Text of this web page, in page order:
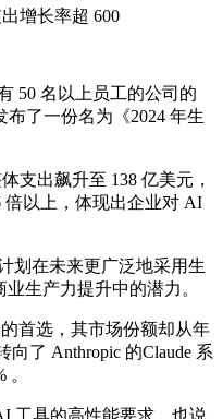
增长率超 600
50 名以上员工的公司的
了一份名为《2024 年生
出飙升至 138 亿美元，
倍以上，体现出企业对 AI
在未来更广泛地采用生
生产力提升中的潜力。
首选，其市场份额却从年
向了 Anthropic 的Claude 系